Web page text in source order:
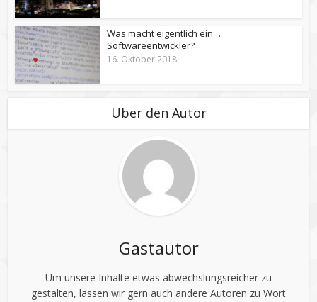
Was macht eigentlich ein…
Softwareentwickler?
16. Oktober 2018
Über den Autor
Gastautor
Um unsere Inhalte etwas abwechslungsreicher zu
gestalten, lassen wir gern auch andere Autoren zu Wort